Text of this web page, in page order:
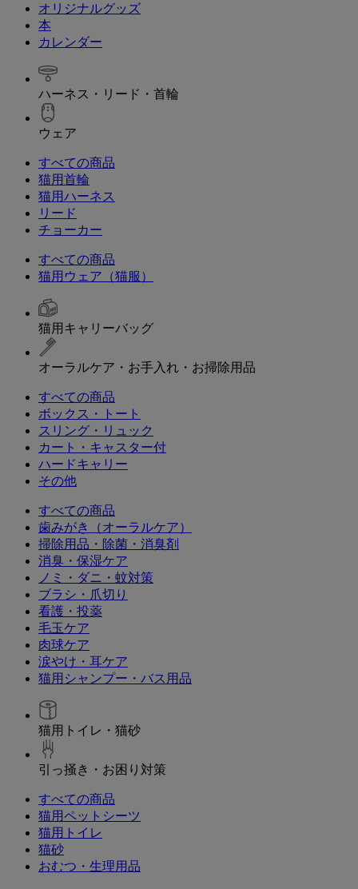
オリジナルグッズ
本
カレンダー
ハーネス・リード・首輪
ウェア
すべての商品
猫用首輪
猫用ハーネス
リード
チョーカー
すべての商品
猫用ウェア（猫服）
猫用キャリーバッグ
オーラルケア・お手入れ・お掃除用品
すべての商品
ボックス・トート
スリング・リュック
カート・キャスター付
ハードキャリー
その他
すべての商品
歯みがき（オーラルケア）
掃除用品・除菌・消臭剤
消臭・保湿ケア
ノミ・ダニ・蚊対策
ブラシ・爪切り
看護・投薬
毛玉ケア
肉球ケア
涙やけ・耳ケア
猫用シャンプー・バス用品
猫用トイレ・猫砂
引っ掻き・お困り対策
すべての商品
猫用ペットシーツ
猫用トイレ
猫砂
おむつ・生理用品